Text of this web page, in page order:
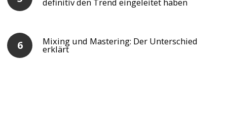
Mixing und Mastering: Der Unterschied
erklärt